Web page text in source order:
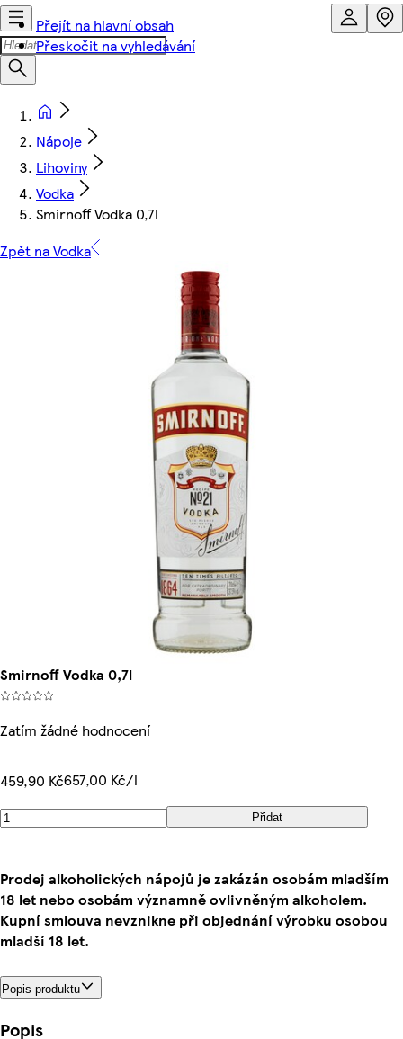
Přejít na hlavní obsah
Přeskočit na vyhledávání
Nápoje
Lihoviny
Vodka
Smirnoff Vodka 0,7l
Zpět na Vodka
Smirnoff Vodka 0,7l
Zatím žádné hodnocení
459,90 Kč657,00 Kč/l
Přidat
Prodej alkoholických nápojů je zakázán osobám mladším
18 let nebo osobám významně ovlivněným alkoholem.
Kupní smlouva nevznikne při objednání výrobku osobou
mladší 18 let.
Popis produktu
Popis